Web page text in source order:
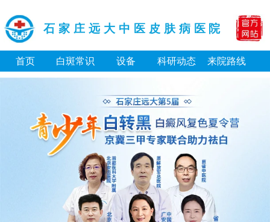
石家庄远大中医皮肤病医院
首页 白斑常识 设备 科研动态 来院路线